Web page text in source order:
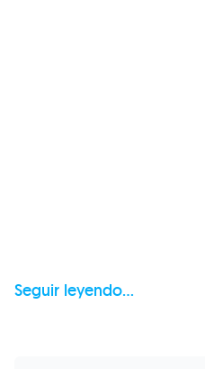
Seguir leyendo...